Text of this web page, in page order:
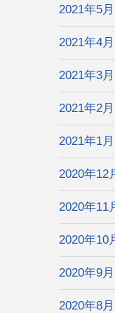
2021年5月
2021年4月
2021年3月
2021年2月
2021年1月
2020年12
2020年11
2020年10
2020年9月
2020年8月